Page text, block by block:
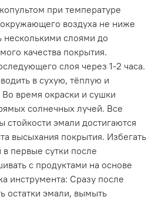
при температуре
воздуха не ниже
несколькими слоями до
качества покрытия.
слоя через 1-2 часа.
в сухую, тёплую и
время окраски и сушки
солнечных лучей. Все
стойкости эмали достигаются
высыхания покрытия. Избегать
первые сутки после
с продуктами на основе
инструмента: Сразу после
остатки эмали, вымыть